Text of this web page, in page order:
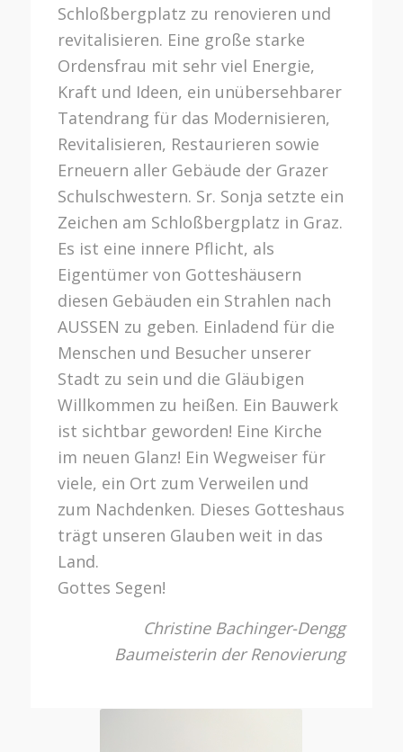
Schloßbergplatz zu renovieren und
revitalisieren. Eine große starke
Ordensfrau mit sehr viel Energie,
Kraft und Ideen, ein unübersehbarer
Tatendrang für das Modernisieren,
Revitalisieren, Restaurieren sowie
Erneuern aller Gebäude der Grazer
Schulschwestern. Sr. Sonja setzte ein
Zeichen am Schloßbergplatz in Graz.
Es ist eine innere Pflicht, als
Eigentümer von Gotteshäusern
diesen Gebäuden ein Strahlen nach
AUSSEN zu geben. Einladend für die
Menschen und Besucher unserer
Stadt zu sein und die Gläubigen
Willkommen zu heißen. Ein Bauwerk
ist sichtbar geworden! Eine Kirche
im neuen Glanz! Ein Wegweiser für
viele, ein Ort zum Verweilen und
zum Nachdenken. Dieses Gotteshaus
trägt unseren Glauben weit in das
Land.
Gottes Segen!
Christine Bachinger-Dengg
Baumeisterin der Renovierung